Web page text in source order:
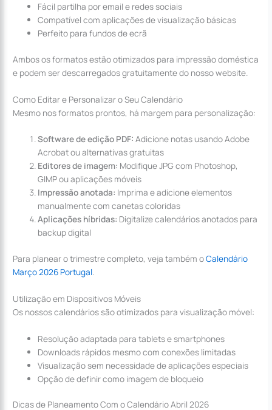
Fácil partilha por email e redes sociais
Compatível com aplicações de visualização básicas
Perfeito para fundos de ecrã
Ambos os formatos estão otimizados para impressão doméstica
e podem ser descarregados gratuitamente do nosso website.
Como Editar e Personalizar o Seu Calendário
Mesmo nos formatos prontos, há margem para personalização:
Software de edição PDF: Adicione notas usando Adobe
Acrobat ou alternativas gratuitas
Editores de imagem: Modifique JPG com Photoshop,
GIMP ou aplicações móveis
Impressão anotada: Imprima e adicione elementos
manualmente com canetas coloridas
Aplicações híbridas: Digitalize calendários anotados para
backup digital
Para planear o trimestre completo, veja também oCalendário
Março 2026 Portugal.
Utilização em Dispositivos Móveis
Os nossos calendários são otimizados para visualização móvel:
Resolução adaptada para tablets e smartphones
Downloads rápidos mesmo com conexões limitadas
Visualização sem necessidade de aplicações especiais
Opção de definir como imagem de bloqueio
Dicas de Planeamento Com o Calendário Abril 2026